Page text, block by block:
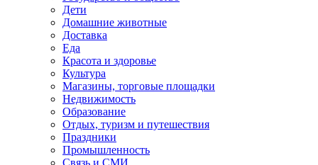
Дети
Домашние животные
Доставка
Еда
Красота и здоровье
Культура
Магазины, торговые площадки
Недвижимость
Образование
Отдых, туризм и путешествия
Праздники
Промышленность
Связь и СМИ